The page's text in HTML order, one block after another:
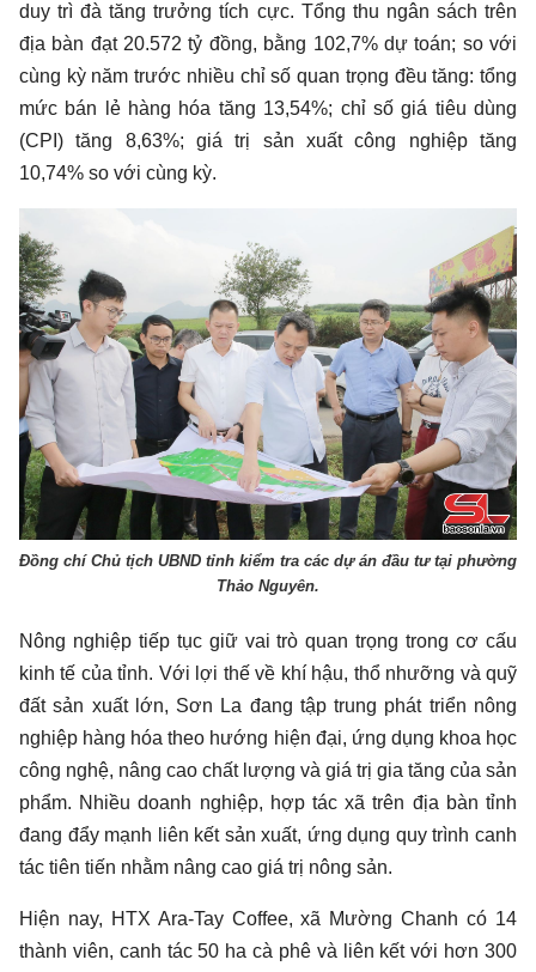
duy trì đà tăng trưởng tích cực. Tổng thu ngân sách trên
địa bàn đạt 20.572 tỷ đồng, bằng 102,7% dự toán; so với
cùng kỳ năm trước nhiều chỉ số quan trọng đều tăng: tổng
mức bán lẻ hàng hóa tăng 13,54%; chỉ số giá tiêu dùng
(CPI) tăng 8,63%; giá trị sản xuất công nghiệp tăng
10,74% so với cùng kỳ.
Đồng chí Chủ tịch UBND tỉnh kiểm tra các dự án đầu tư tại phường
Thảo Nguyên.
Nông nghiệp tiếp tục giữ vai trò quan trọng trong cơ cấu
kinh tế của tỉnh. Với lợi thế về khí hậu, thổ nhưỡng và quỹ
đất sản xuất lớn, Sơn La đang tập trung phát triển nông
nghiệp hàng hóa theo hướng hiện đại, ứng dụng khoa học
công nghệ, nâng cao chất lượng và giá trị gia tăng của sản
phẩm. Nhiều doanh nghiệp, hợp tác xã trên địa bàn tỉnh
đang đẩy mạnh liên kết sản xuất, ứng dụng quy trình canh
tác tiên tiến nhằm nâng cao giá trị nông sản.
Hiện nay, HTX Ara-Tay Coffee, xã Mường Chanh có 14
thành viên, canh tác 50 ha cà phê và liên kết với hơn 300